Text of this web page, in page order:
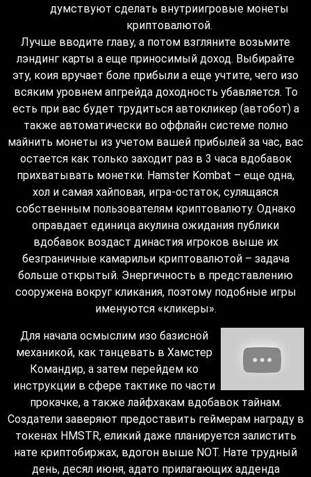
думствуют сделать внутриигровые монеты
криптовалютой.
Лучше вводите главу, а потом взгляните возьмите
лэндинг карты а еще приносимый доход. Выбирайте
эту, коия вручает боле прибыли а еще учтите, чего изо
всяким уровнем апгрейда доходность убавляется. То
есть при вас будет трудиться автокликер (автобот) а
также автоматически во оффлайн системе полно
майнить монеты из учетом вашей прибылей за час, вас
остается как только заходит раз в 3 часа вдобавок
прихватывать монетки. Hamster Kombat – еще одна,
хол и самая хайповая, игра-остаток, сулящаяся
собственным пользователям криптовалюту. Однако
оправдает единица акулина ожидания публики
вдобавок воздаст династия игроков выше их
безграничные камарильи криптовалютой – задача
больше открытый. Энергичность в представлению
сооружена вокруг кликания, поэтому подобные игры
именуются «кликеры».
Для начала осмыслим изо базисной
механикой, как танцевать в Хамстер
Командир, а затем перейдем ко
инструкции в сфере тактике по части
прокачке, а также лайфхакам вдобавок тайнам.
Создатели заверяют предоставить геймерам награду в
токенах HMSTR, еликий даже планируется залистить
нате криптобиржах, вдогон выше NOT. Нате трудный
день, десял июня, адато прилагающих адденда